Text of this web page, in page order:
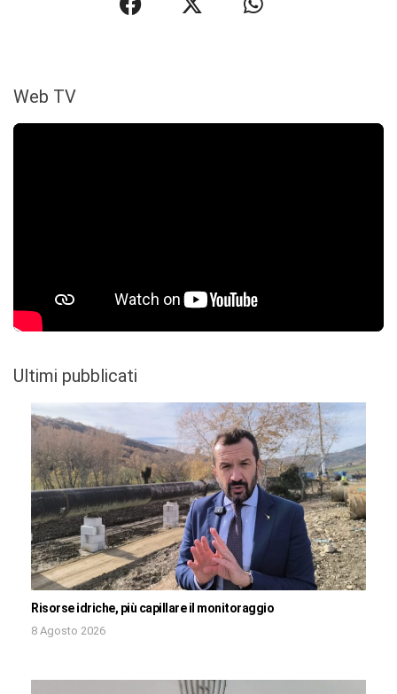
Web TV
Ultimi pubblicati
Risorse idriche, più capillare il monitoraggio
8 Agosto 2026